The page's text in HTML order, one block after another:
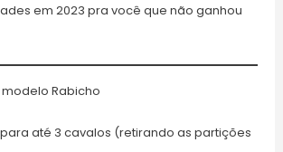
em 2023 pra você que não ganhou
modelo Rabicho
até 3 cavalos (retirando as partições